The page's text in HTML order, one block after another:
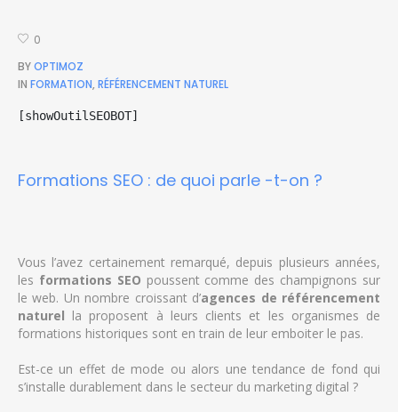
0
BYOPTIMOZ
IN FORMATION, RÉFÉRENCEMENT NATUREL
[showOutilSEOBOT]
Formations SEO : de quoi parle -t-on ?
Vous l’avez certainement remarqué, depuis plusieurs années,
les formations SEO poussent comme des champignons sur
le web. Un nombre croissant d’agences de référencement
naturel la proposent à leurs clients et les organismes de
formations historiques sont en train de leur emboiter le pas.
Est-ce un effet de mode ou alors une tendance de fond qui
s’installe durablement dans le secteur du marketing digital ?